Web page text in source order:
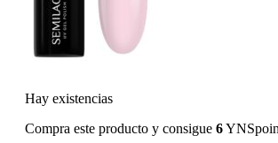
Hay existencias
Compra este producto y consigue 6